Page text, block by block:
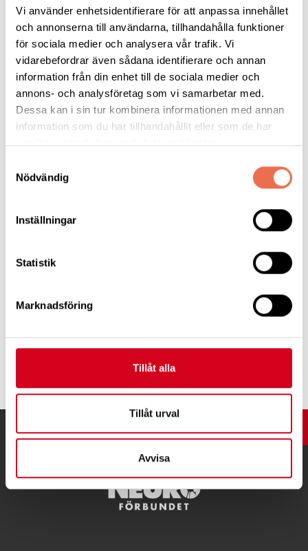
Vi använder enhetsidentifierare för att anpassa innehållet
och annonserna till användarna, tillhandahålla funktioner
för sociala medier och analysera vår trafik. Vi
vidarebefordrar även sådana identifierare och annan
information från din enhet till de sociala medier och
annons- och analysföretag som vi samarbetar med.
Dessa kan i sin tur kombinera informationen med annan
information som du har tillhandahållit eller som de har
samlat in när du har använt deras tjänster.
Nödvändig
Inställningar
Statistik
Marknadsföring
Tillåt alla
Tillåt urval
Avvisa
Läs mer på neuro.se
MS - multipel skleros
Forskar om cellerna som producerar myelin